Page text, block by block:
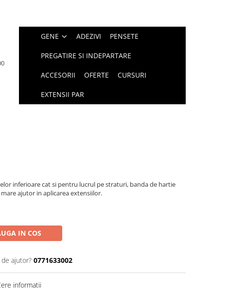
GENE ADEZIVI PENSETE
PREGATIRE SI INDEPARTARE
ACCESORII OFERTE CURSURI
EXTENSII PAR
inferioare cat si pentru lucrul pe straturi, banda de hartie
ajutor in aplicarea extensiilor.
IN COS
ajutor? 0771633002
informatii